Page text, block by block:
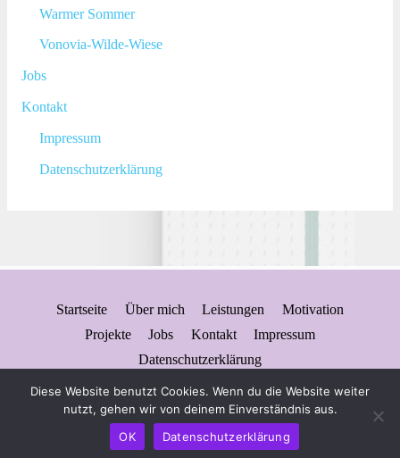
Warmer Sommer
Vonovia-Wilde-Wiese
Jobs
Kontakt
Impressum
Datenschutzerklärung
Startseite Über mich Leistungen
Motivation
Projekte
Jobs Kontakt
Impressum
Datenschutzerklärung
Copyright © 2026SP Büroservice & Telefonie | Präsentiert von
Astra WordPress-Theme
Diese Website benutzt Cookies. Wenn du die Website weiter
nutzt, gehen wir von deinem Einverständnis aus.
OK
Datenschutzerklärung